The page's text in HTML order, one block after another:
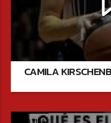
CAMILA
PURA VIDA